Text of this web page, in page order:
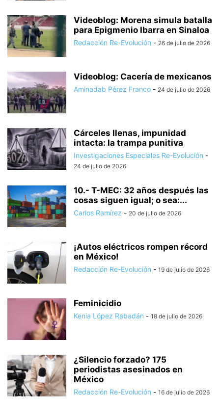
Videoblog: Morena simula batalla
para Epigmenio Ibarra en Sinaloa
Redacción Re-Evolución - 26 de julio de 2026
Videoblog: Cacería de mexicanos
Aminadab Pérez Franco - 24 de julio de 2026
Cárceles llenas, impunidad
intacta: la trampa punitiva
Investigaciones Especiales Re-Evolución -
24 de julio de 2026
10.- T-MEC: 32 años después las
cosas siguen igual; o sea:...
Carlos Ramírez - 20 de julio de 2026
¡Autos eléctricos rompen récord
en México!
Redacción Re-Evolución - 19 de julio de 2026
Feminicidio
Kenia López Rabadán - 18 de julio de 2026
¿Silencio forzado? 175
periodistas asesinados en
México
Redacción Re-Evolución - 16 de julio de 2026